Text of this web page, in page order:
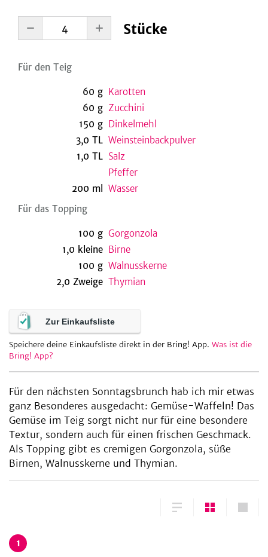
Stücke
Für den Teig
60 g Karotten
60 g Zucchini
150 g Dinkelmehl
3,0 TL Weinsteinbackpulver
1,0 TL Salz
Pfeffer
200 ml
Wasser
Für das Topping
100 g Gorgonzola
1,0 kleine Birne
100 g Walnusskerne
2,0 Zweige Thymian
Zur Einkaufsliste
Speichere deine Einkaufsliste direkt in der Bring! App. Was ist die
Bring! App?
Für den nächsten Sonntagsbrunch hab ich mir etwas
ganz Besonderes ausgedacht: Gemüse-Waffeln! Das
Gemüse im Teig sorgt nicht nur für eine besondere
Textur, sondern auch für einen frischen Geschmack.
Als Topping gibt es cremigen Gorgonzola, süße
Birnen, Walnusskerne und Thymian.
1